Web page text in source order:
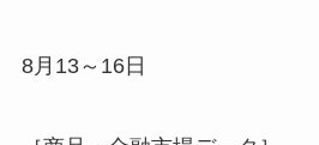
8月13～16日